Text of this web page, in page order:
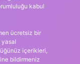
kabul
ücretsiz bir
yasal
içerikleri,
bildirmeniz